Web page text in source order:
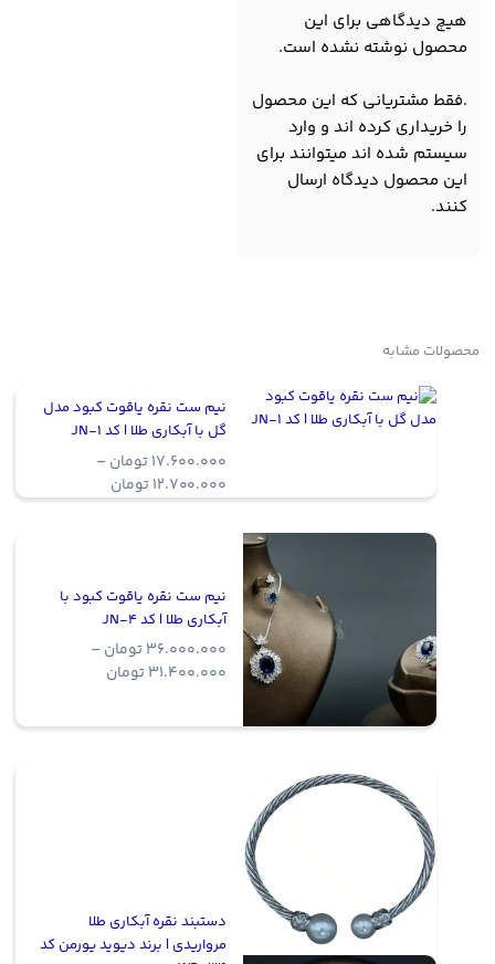
هیچ دیدگاهی برای این
محصول نوشته نشده است.
.فقط مشتریانی که این محصول
را خریداری کرده اند و وارد
سیستم شده اند میتوانند برای
این محصول دیدگاه ارسال
کنند.
محصولات مشابه
نیم ست نقره یاقوت کبود مدل
گل با آبکاری طلا | کد JN-1
17.600.000 تومان –
12.700.000 تومان
range:
نیم ست نقره یاقوت کبود با
آبکاری طلا | کد JN-4
36.000.000 تومان –
31.400.000 تومان
through
دستبند نقره آبکاری طلا
مرواریدی | برند دیوید یورمن کد